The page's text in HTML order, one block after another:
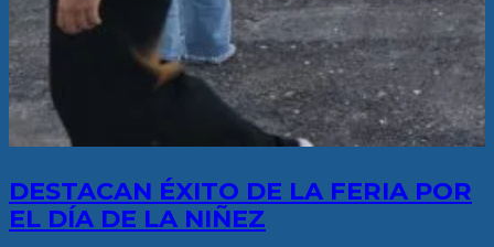
DESTACAN ÉXITO DE LA FERIA POR
EL DÍA DE LA NIÑEZ